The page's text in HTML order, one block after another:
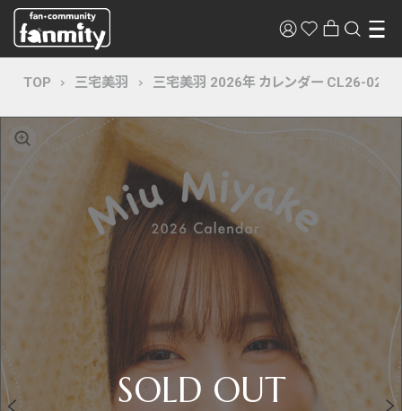
TOP 三宅美羽 三宅美羽 2026年 カレンダー CL26-0236